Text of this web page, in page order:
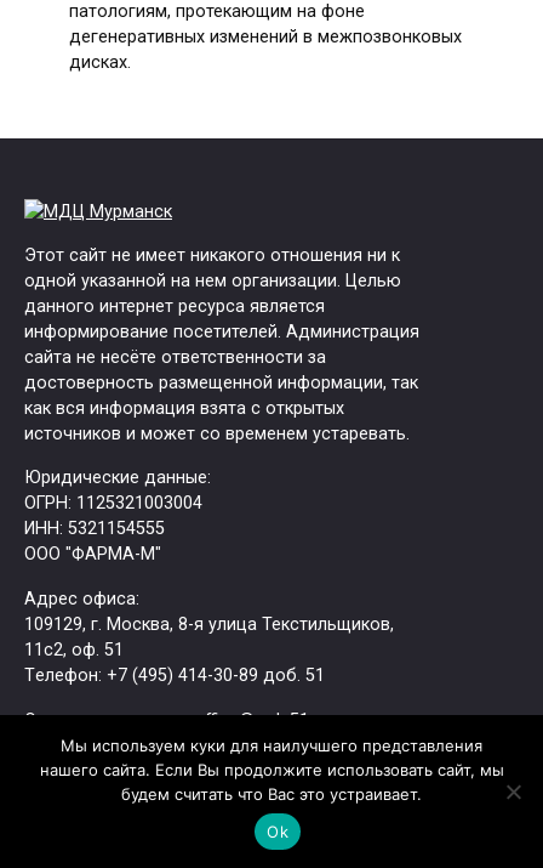
патологиям, протекающим на фоне
дегенеративных изменений в межпозвонковых
дисках.
Этот сайт не имеет никакого отношения ни к
одной указанной на нем организации. Целью
данного интернет ресурса является
информирование посетителей. Администрация
сайта не несёте ответственности за
достоверность размещенной информации, так
как вся информация взята с открытых
источников и может со временем устаревать.
Юридические данные:
ОГРН: 1125321003004
ИНН: 5321154555
ООО "ФАРМА-М"
Адрес офиса:
109129, г. Москва, ​8-я улица Текстильщиков,
11с2, оф. 51
Tелефон: +7 (495) 414-30-89 доб. 51
Электронная почта: office@mdc51.ru
Перед оказанием медицинской услуги врач
устанавливает отсутствие противопоказаний.
Мы используем куки для наилучшего представления
нашего сайта. Если Вы продолжите использовать сайт, мы
будем считать что Вас это устраивает.
Ok